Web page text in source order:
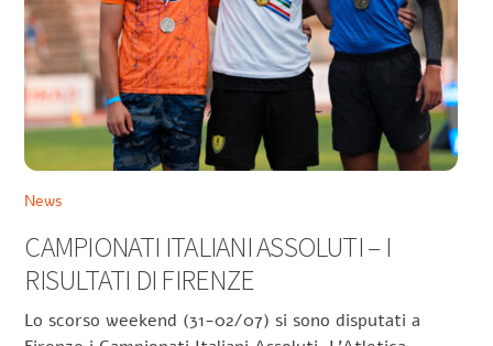
News
CAMPIONATI ITALIANI ASSOLUTI – I
RISULTATI DI FIRENZE
Lo scorso weekend (31-02/07) si sono disputati a